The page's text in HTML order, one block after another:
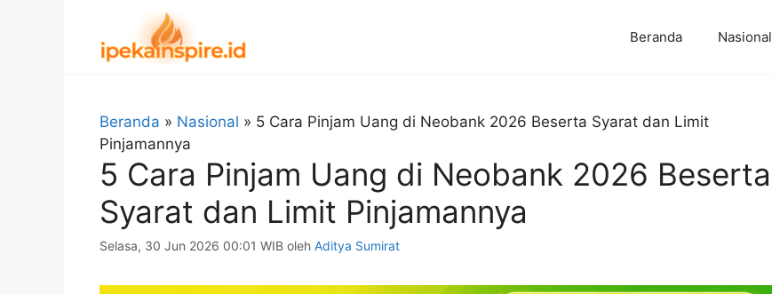
Beranda Nasional
Beranda » Nasional » 5 Cara Pinjam Uang di Neobank 2026 Beserta Syarat dan Limit
Pinjamannya
5 Cara Pinjam Uang di Neobank 2026 Beserta
Syarat dan Limit Pinjamannya
Selasa, 30 Jun 2026 00:01 WIB oleh Aditya Sumirat